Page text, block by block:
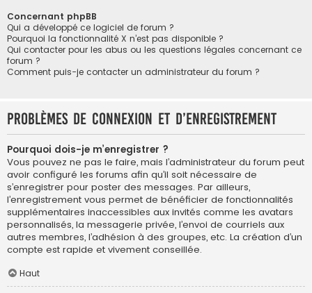
Concernant phpBB
Qui a développé ce logiciel de forum ?
Pourquoi la fonctionnalité X n’est pas disponible ?
Qui contacter pour les abus ou les questions légales concernant ce
forum ?
Comment puis-je contacter un administrateur du forum ?
Problèmes de connexion et d’enregistrement
Pourquoi dois-je m’enregistrer ?
Vous pouvez ne pas le faire, mais l’administrateur du forum peut
avoir configuré les forums afin qu’il soit nécessaire de
s’enregistrer pour poster des messages. Par ailleurs,
l’enregistrement vous permet de bénéficier de fonctionnalités
supplémentaires inaccessibles aux invités comme les avatars
personnalisés, la messagerie privée, l’envoi de courriels aux
autres membres, l’adhésion à des groupes, etc. La création d’un
compte est rapide et vivement conseillée.
Haut